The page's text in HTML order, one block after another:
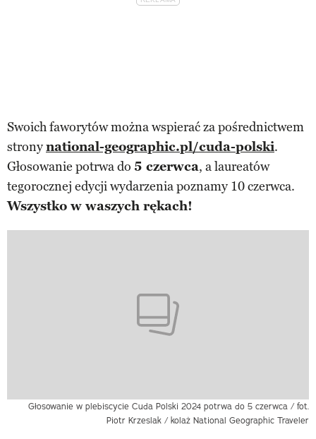
Swoich faworytów można wspierać za pośrednictwem
stronynational-geographic.pl/cuda-polski.
Głosowanie potrwa do 5 czerwca, a laureatów
tegorocznej edycji wydarzenia poznamy 10 czerwca.
Wszystko w waszych rękach!
Głosowanie w plebiscycie Cuda Polski 2024 potrwa do 5 czerwca / fot.
Piotr Krzeslak / kolaż National Geographic Traveler